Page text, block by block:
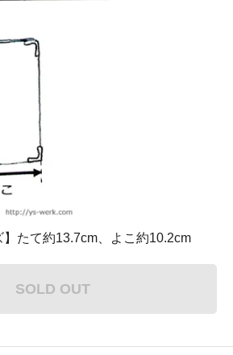
】たて約13.7cm、よこ約10.2cm
SOLD OUT